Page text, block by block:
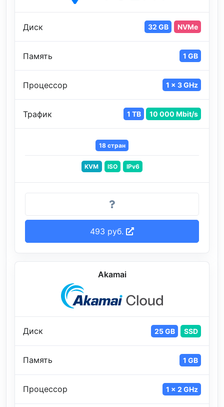
Диск 32 GB NVMe
Память 1 GB
Процессор 1 x 3 GHz
Трафик 1 TB 10 000 Mbit/s
18 стран
KVM ISO IPv6
493 руб.
Akamai
Диск 25 GB SSD
Память 1 GB
Процессор 1 x 2 GHz